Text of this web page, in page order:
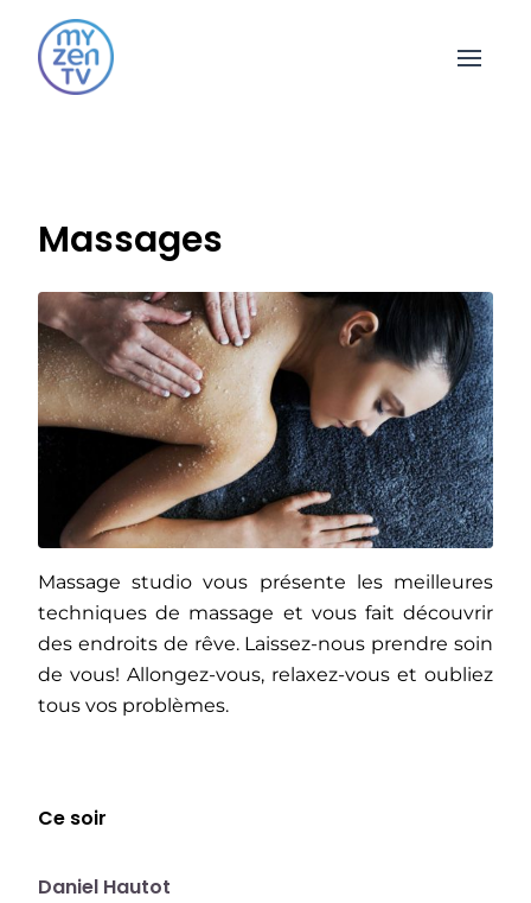
Open
Massages
Massage studio vous présente les meilleures
techniques de massage et vous fait découvrir
des endroits de rêve. Laissez-nous prendre soin
de vous! Allongez-vous, relaxez-vous et oubliez
tous vos problèmes.
Ce soir
19:47
Daniel Hautot